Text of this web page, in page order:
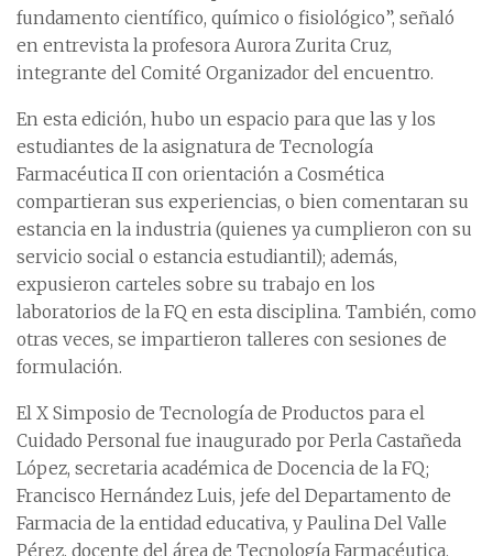
fundamento científico, químico o fisiológico”, señaló
en entrevista la profesora Aurora Zurita Cruz,
integrante del Comité Organizador del encuentro.
En esta edición, hubo un espacio para que las y los
estudiantes de la asignatura de Tecnología
Farmacéutica II con orientación a Cosmética
compartieran sus experiencias, o bien comentaran su
estancia en la industria (quienes ya cumplieron con su
servicio social o estancia estudiantil); además,
expusieron carteles sobre su trabajo en los
laboratorios de la FQ en esta disciplina. También, como
otras veces, se impartieron talleres con sesiones de
formulación.
El X Simposio de Tecnología de Productos para el
Cuidado Personal fue inaugurado por Perla Castañeda
López, secretaria académica de Docencia de la FQ;
Francisco Hernández Luis, jefe del Departamento de
Farmacia de la entidad educativa, y Paulina Del Valle
Pérez, docente del área de Tecnología Farmacéutica.